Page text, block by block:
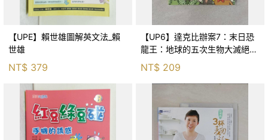
【UPE】賴世雄圖解英文法_賴
世雄
NT$ 379
【UP6】達克比辦案7：末日恐
龍王：地球的五次生物大滅絕_
胡妙芬
NT$ 209